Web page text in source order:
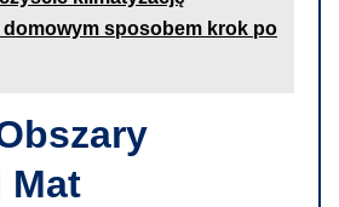
sposobem krok po
Mat